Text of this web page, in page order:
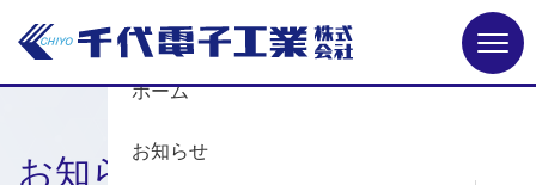
お知らせ
Menu
ホーム
お知らせ